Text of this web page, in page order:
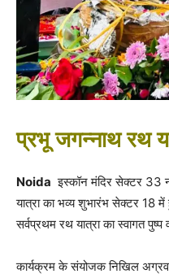
प्रभू जगन्नाथ रथ
Noida इस्कॉन मंदिर सेक्टर 33
यात्रा का भव्य शुभारंभ सेक्टर 18 में
सर्वप्रथम रथ यात्रा का स्वागत
कार्यक्रम के संयोजक निखिल